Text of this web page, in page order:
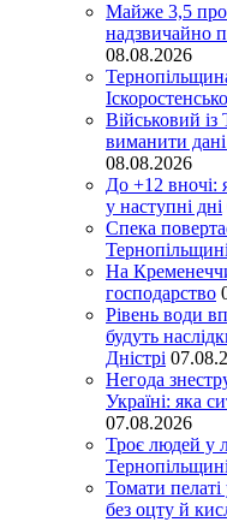
Майже 3,5
надзвичайно
08.08.2026
Військовий
виманити
08.08.2026
До +12 вночі:
у наступні дні
Спека
На
господарство
Рівень води
будуть
Дністрі
Негода
Україні: яка
07.08.2026
Троє людей у
Томати
без оцту й